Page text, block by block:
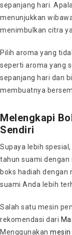
sepanjang hari.
menunjukkan
menimbulkan citra
Pilih aroma yang
seperti aroma yang
sepanjang hari dan
membuatnya
Melengkapi
Sendiri
Supaya lebih
tahun suami dengan
boks hadiah
suami Anda lebih
Salah satu mesin
rekomendasi dari
Menggunakan mesin